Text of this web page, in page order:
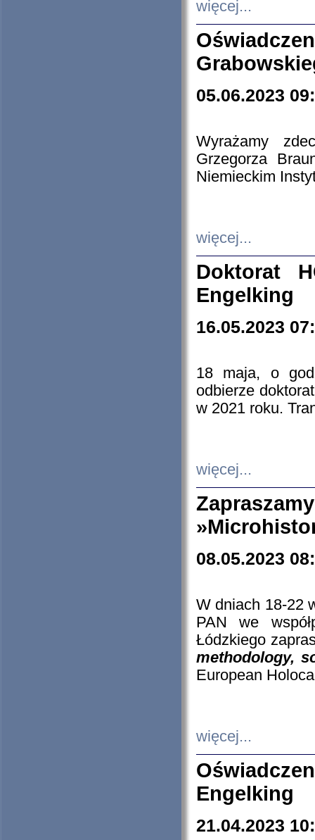
więcej...
05.06.2023
Wyrażamy
Grzegorza
Niemieckim
więcej...
Doktorat
Engelking
16.05.2023
18 maja, o
odbierze
w 2021 roku.
więcej...
08.05.2023
W dniach 18-22
PAN we
Łódzkiego
methodology,
European
więcej...
Engelking
21.04.2023